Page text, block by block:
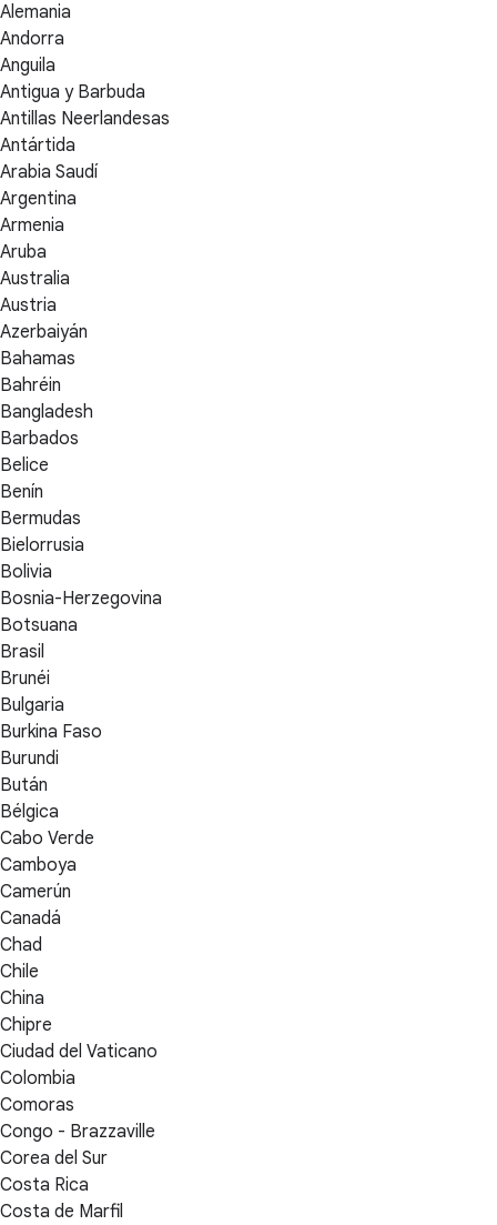
Alemania
Andorra
Anguila
Antigua y Barbuda
Antillas Neerlandesas
Antártida
Arabia Saudí
Argentina
Armenia
Aruba
Australia
Austria
Azerbaiyán
Bahamas
Bahréin
Bangladesh
Barbados
Belice
Benín
Bermudas
Bielorrusia
Bolivia
Bosnia-Herzegovina
Botsuana
Brasil
Brunéi
Bulgaria
Burkina Faso
Burundi
Bután
Bélgica
Cabo Verde
Camboya
Camerún
Canadá
Chad
Chile
China
Chipre
Ciudad del Vaticano
Colombia
Comoras
Congo - Brazzaville
Corea del Sur
Costa Rica
Costa de Marfil